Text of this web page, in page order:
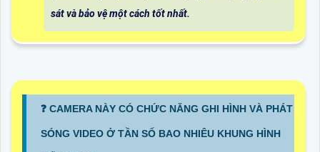
sát và bảo vệ một cách tốt nhất.
️❓ CAMERA NÀY CÓ CHỨC NĂNG GHI HÌNH VÀ PHÁT
SÓNG VIDEO Ở TẦN SỐ BAO NHIÊU KHUNG HÌNH